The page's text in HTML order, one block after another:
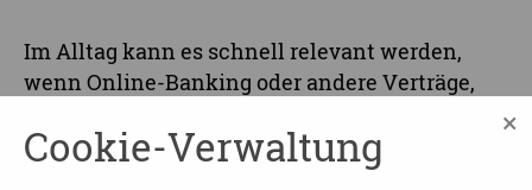
Im Alltag kann es schnell relevant werden,
wenn Online-Banking oder andere Verträge,
sind, benötigt werden oder von einem
Vorsorgebevollmächtigten bedient werden
Cookie-Verwaltung ×